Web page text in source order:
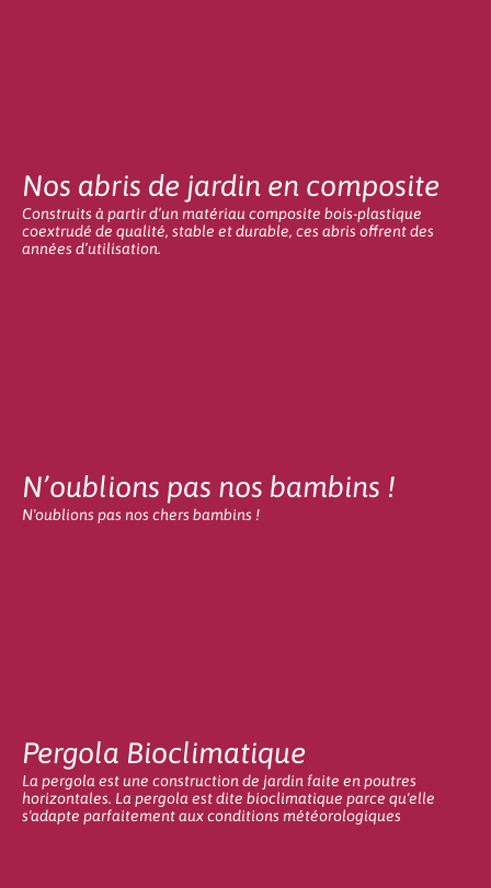
Nos abris de jardin en composite
Construits à partir d’un matériau composite bois-plastique
coextrudé de qualité, stable et durable, ces abris offrent des
années d’utilisation.
N’oublions pas nos bambins !
N'oublions pas nos chers bambins !
Pergola Bioclimatique
La pergola est une construction de jardin faite en poutres
horizontales. La pergola est dite bioclimatique parce qu'elle
s'adapte parfaitement aux conditions météorologiques